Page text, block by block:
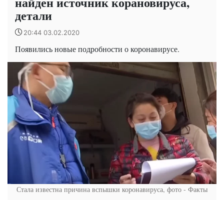
детали
20:44 03.02.2020
Появились новые подробности о коронавирусе.
Стала известна причина вспышки коронавируса, фото - Факты